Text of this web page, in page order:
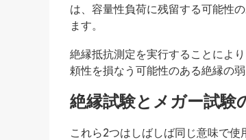
は、容量性負荷に残留する可能性
ます。
絶縁抵抗測定を実行することによ
頼性を損なう可能性のある絶縁の
絶縁試験とメガー試験
これら2つはしばしば同じ意味で